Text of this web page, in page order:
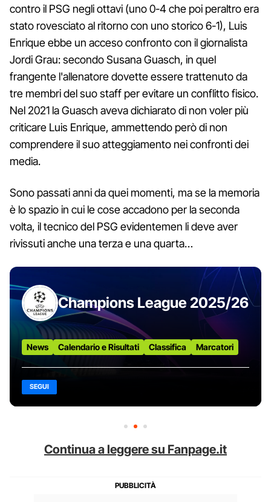
contro il PSG negli ottavi (uno 0-4 che poi peraltro era
stato rovesciato al ritorno con uno storico 6-1), Luis
Enrique ebbe un acceso confronto con il giornalista
Jordi Grau: secondo Susana Guasch, in quel
frangente l'allenatore dovette essere trattenuto da
tre membri del suo staff per evitare un conflitto fisico.
Nel 2021 la Guasch aveva dichiarato di non voler più
criticare Luis Enrique, ammettendo però di non
comprendere il suo atteggiamento nei confronti dei
media.
Sono passati anni da quei momenti, ma se la memoria
è lo spazio in cui le cose accadono per la seconda
volta, il tecnico del PSG evidentemen li deve aver
rivissuti anche una terza e una quarta…
Champions League 2025/26
News Calendario e Risultati Classifica Marcatori
SEGUI
Continua a leggere su Fanpage.it